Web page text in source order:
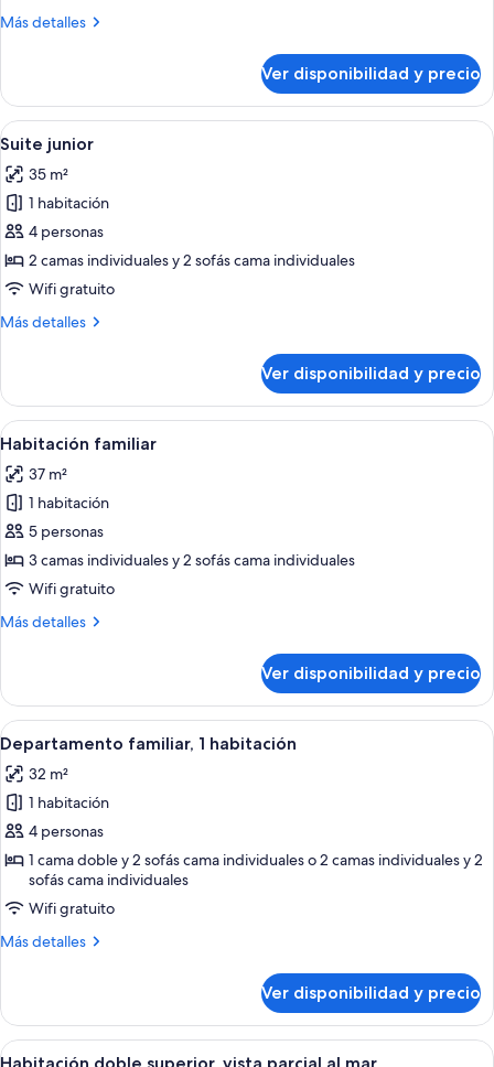
parcial
Más detalles
Más
triple
superior,
vista
al
mar
Ver disponibilidad y precio
Ver
todas
las
fotos
de
Suite
junior
18
Suite junior
35 m²
1 habitación
4 personas
2 camas individuales y 2 sofás cama individuales
Wifi gratuito
Más detalles
Más
junior
Ver disponibilidad y precio
Ver
todas
las
fotos
de
Habitación
familiar
Minibar, caja de seguridad en la
18
Habitación familiar
37 m²
1 habitación
5 personas
3 camas individuales y 2 sofás cama individuales
Wifi gratuito
Más detalles
Más
familiar
Ver disponibilidad y precio
Ver
todas
las
fotos
de
Departamento
familiar,
1
habitación
Minibar, caja de seguridad en la
18
Departamento familiar, 1 habitación
32 m²
1 habitación
4 personas
1 cama doble y 2 sofás cama individuales o 2 camas individuales y 2
sofás cama individuales
Wifi gratuito
Más detalles
Más
familiar,
habitación
Ver disponibilidad y precio
Ver
Habitación de hotel con una cama
10